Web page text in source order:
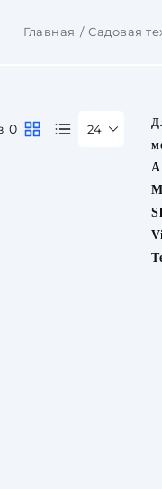
Главная Садовая
0 24